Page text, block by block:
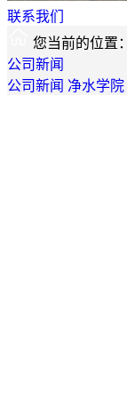
联系我们
您当前的位置：
公司新闻
公司新闻 净水学院